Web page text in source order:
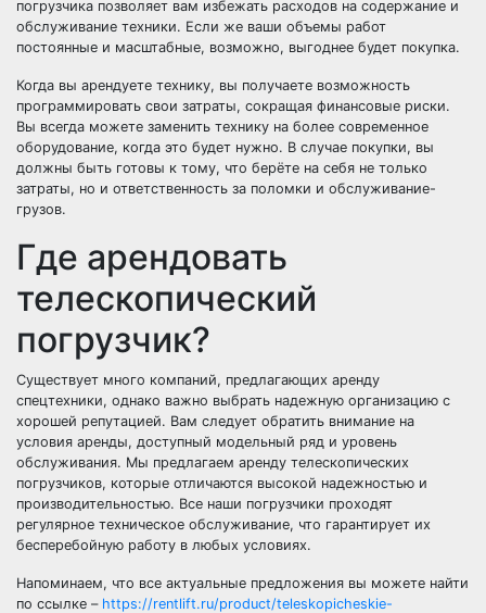
погрузчика позволяет вам избежать расходов на содержание и
обслуживание техники. Если же ваши объемы работ
постоянные и масштабные, возможно, выгоднее будет покупка.
Когда вы арендуете технику, вы получаете возможность
программировать свои затраты, сокращая финансовые риски.
Вы всегда можете заменить технику на более современное
оборудование, когда это будет нужно. В случае покупки, вы
должны быть готовы к тому, что берёте на себя не только
затраты, но и ответственность за поломки и обслуживание-
грузов.
Где арендовать
телескопический
погрузчик?
Существует много компаний, предлагающих аренду
спецтехники, однако важно выбрать надежную организацию с
хорошей репутацией. Вам следует обратить внимание на
условия аренды, доступный модельный ряд и уровень
обслуживания. Мы предлагаем аренду телескопических
погрузчиков, которые отличаются высокой надежностью и
производительностью. Все наши погрузчики проходят
регулярное техническое обслуживание, что гарантирует их
бесперебойную работу в любых условиях.
Напоминаем, что все актуальные предложения вы можете найти
по ссылке – https://rentlift.ru/product/teleskopicheskie-